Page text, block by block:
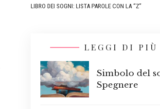
LIBRO DEI SOGNI: LISTA PAROLE CON LA “Z”
LEGGI DI PIÙ
Simbolo del
Spegnere